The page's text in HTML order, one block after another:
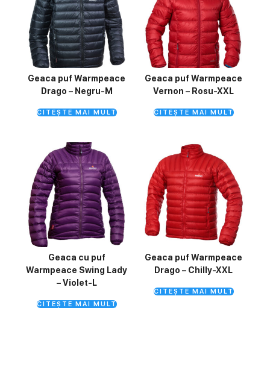
Geaca puf Warmpeace
Drago – Negru-M
CITEȘTE MAI MULT
Geaca puf Warmpeace
Vernon – Rosu-XXL
CITEȘTE MAI MULT
Geaca cu puf
Warmpeace Swing Lady
– Violet-L
CITEȘTE MAI MULT
Geaca puf Warmpeace
Drago – Chilly-XXL
CITEȘTE MAI MULT